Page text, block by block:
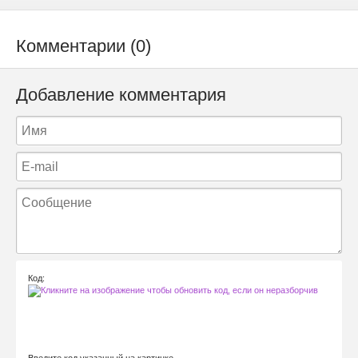
Комментарии (0)
Добавление комментария
Код: